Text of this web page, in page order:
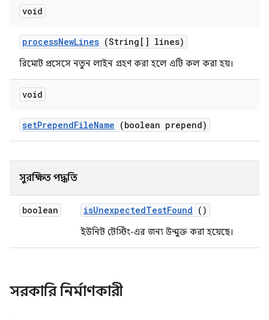
void
processNewLines (String[] lines)
রিমোট প্রসেসে নতুন লাইন গ্রহণ করা হলে এটি কল করা হয়।
void
setPrependFileName (boolean prepend)
সুরক্ষিত পদ্ধতি
boolean isUnexpectedTestFound ()
ইউনিট টেস্টিং-এর জন্য উন্মুক্ত করা হয়েছে।
সরকারি নির্মাণকারী